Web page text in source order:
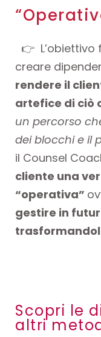
👉 L’obiettivo
creare
rendere il
artefice di ciò
un percorso
dei blocchi e il
il Counsel
cliente una
“operativa”
gestire in
Scopri le
altri